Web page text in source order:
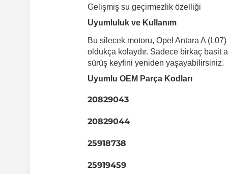
Gelişmiş su geçirmezlik özelliği
Uyumluluk ve Kullanım
Bu silecek motoru, Opel Antara A
oldukça kolaydır. Sadece birkaç basit
sürüş keyfini yeniden yaşayabilirsiniz.
Uyumlu OEM Parça Kodları
20829043
20829044
25918738
25919459